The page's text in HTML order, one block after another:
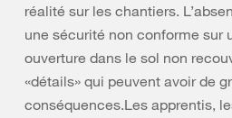
réalité sur les chantiers.
une sécurité non conforme sur
ouverture dans le sol non
«détails» qui peuvent avoir de
conséquences.Les apprentis,